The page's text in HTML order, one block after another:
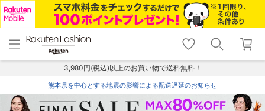
menu home
トップ
shopping_cart lock_outline
ログイン
3,980円(税込)以上のお買い物で送料無料！
熊本県を中心とする地震の影響による配送遅延のお知らせ